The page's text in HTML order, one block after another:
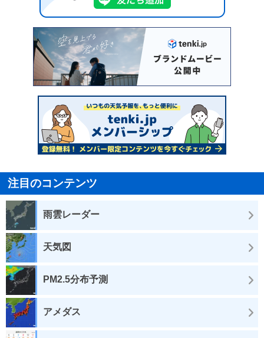
注目のコンテンツ
雨雲レーダー
天気図
PM2.5分布予測
アメダス